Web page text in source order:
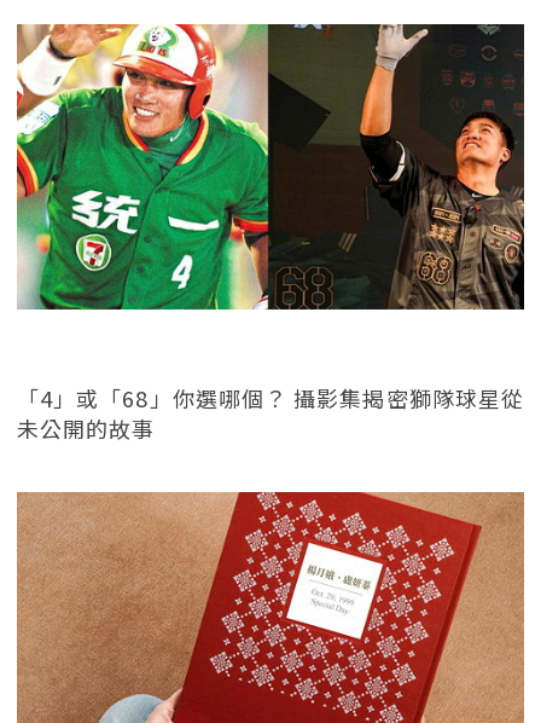
「4」或「68」你選哪個？ 攝影集揭密獅隊球星從
未公開的故事